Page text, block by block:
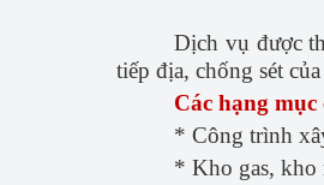
Dịch vụ được
tiếp địa, chống sét
Các hạng
* Công trình
* Kho gas, kho